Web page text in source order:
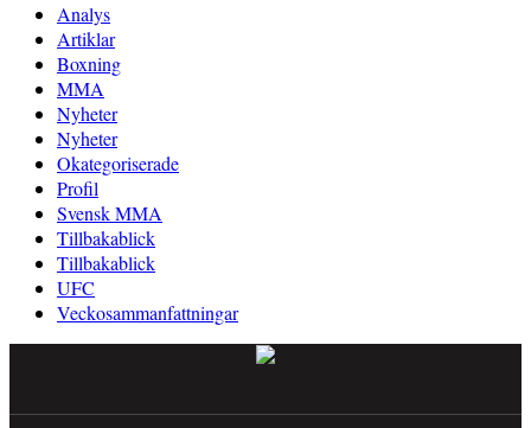
Analys
Artiklar
Boxning
MMA
Nyheter
Nyheter
Okategoriserade
Profil
Svensk MMA
Tillbakablick
Tillbakablick
UFC
Veckosammanfattningar